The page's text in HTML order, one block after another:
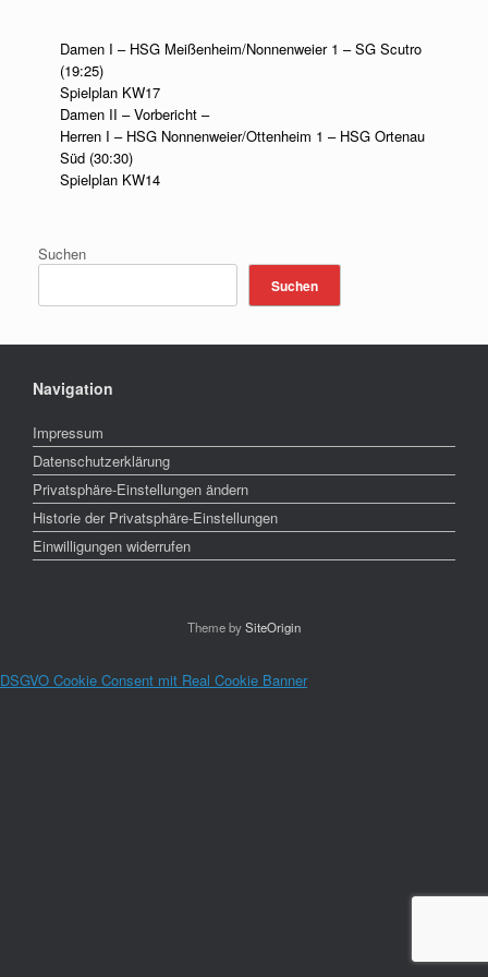
Damen I – HSG Meißenheim/Nonnenweier 1 – SG Scutro
(19:25)
Spielplan KW17
Damen II – Vorbericht –
Herren I – HSG Nonnenweier/Ottenheim 1 – HSG Ortenau
Süd (30:30)
Spielplan KW14
Suchen
Suchen
Navigation
Impressum
Datenschutzerklärung
Privatsphäre-Einstellungen ändern
Historie der Privatsphäre-Einstellungen
Einwilligungen widerrufen
Theme bySiteOrigin
DSGVO Cookie Consent mit Real Cookie Banner